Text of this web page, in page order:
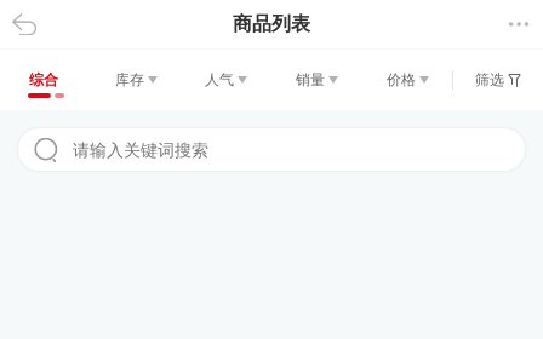
返回 商品列表
综合 库存 人气 销量 价格 筛选